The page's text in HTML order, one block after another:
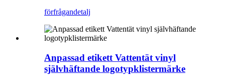
förfrågandetalj
Anpassad etikett Vattentät vinyl
självhäftande logotypklistermärke